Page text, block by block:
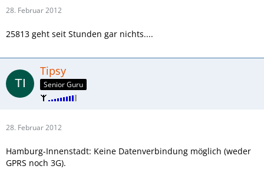
28. Februar 2012
25813 geht seit Stunden gar nichts....
Tipsy
Senior Guru
28. Februar 2012
Hamburg-Innenstadt: Keine Datenverbindung möglich (weder
GPRS noch 3G).